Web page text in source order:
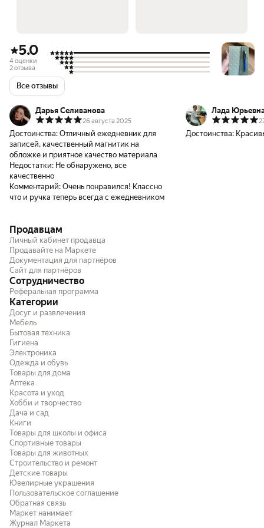
5.0
4 оценки
2 отзыва
Все отзывы
Дарья Селиванова
26 августа 2025
Достоинства: Отличный ежедневник для
записей, качественный магнитик на
обложке и приятное качество материала
Недостатки: Не обнаружено, все
качественно
Комментарий: Очень понравился! Классно
что и ручка теперь всегда с ежедневником
Лада
Достоинства:
Продавцам
Личный кабинет продавца
Продавайте на Маркете
Документация для партнёров
Сайт для партнёров
Сотрудничество
Реферальная программа
Категории
Досуг и развлечения
Мебель
Бытовая техника
Гигиена
Электроника
Одежда и обувь
Товары для дома
Аптека
Красота и уход
Хобби и творчество
Дача и сад
Книги
Товары для школы и офиса
Спортивные товары
Товары для животных
Строительство и ремонт
Детские товары
Ювелирные украшения
Пользовательское соглашение
Обратная связь
Маркет нанимает
Журнал Маркета